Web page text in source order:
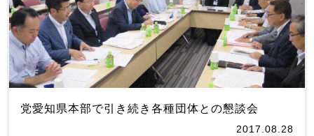
党愛知県本部で引き続き各種団体との懇談会
2017.08.28